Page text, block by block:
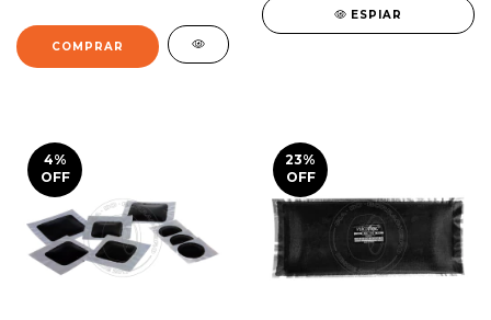
ESPIAR
4%
OFF
23%
OFF